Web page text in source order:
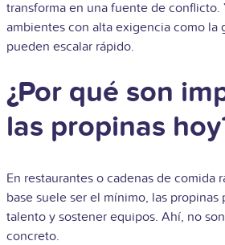
transforma en una fuente de conflicto.
ambientes con alta exigencia como la
pueden escalar rápido.
¿Por qué son
las propinas
En restaurantes o cadenas de comida
base suele ser el mínimo, las
talento y sostener equipos. Ahí, no
concreto.